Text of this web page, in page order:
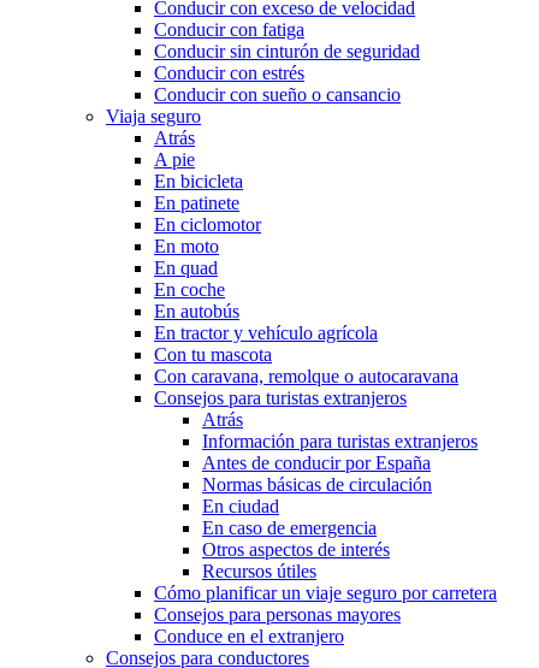
Conducir con exceso de velocidad
Conducir con fatiga
Conducir sin cinturón de seguridad
Conducir con estrés
Conducir con sueño o cansancio
Viaja seguro
Atrás
A pie
En bicicleta
En patinete
En ciclomotor
En moto
En quad
En coche
En autobús
En tractor y vehículo agrícola
Con tu mascota
Con caravana, remolque o autocaravana
Consejos para turistas extranjeros
Atrás
Información para turistas extranjeros
Antes de conducir por España
Normas básicas de circulación
En ciudad
En caso de emergencia
Otros aspectos de interés
Recursos útiles
Cómo planificar un viaje seguro por carretera
Consejos para personas mayores
Conduce en el extranjero
Consejos para conductores